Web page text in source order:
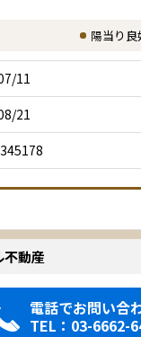
陽当り良
11
21
動産
電話でお問い合
TEL：03-6662-